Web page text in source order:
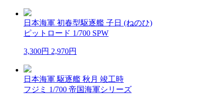
日本海軍 初春型駆逐艦 子日 (ねのひ)
ピットロード 1/700 SPW
3,300円 2,970円
日本海軍 駆逐艦 秋月 竣工時
フジミ 1/700 帝国海軍シリーズ